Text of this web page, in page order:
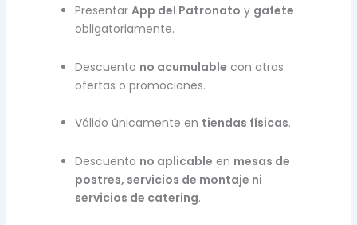
PresentarApp del Patronato y gafete
obligatoriamente.
Descuento no acumulable con otras
ofertas o promociones.
Válido únicamente en tiendas físicas.
Descuento no aplicable en mesas de
postres, servicios de montaje ni
servicios de catering.